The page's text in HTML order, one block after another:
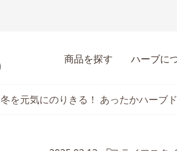
商品を探す ハーブに
冬を元気にのりきる！ あったかハーブ